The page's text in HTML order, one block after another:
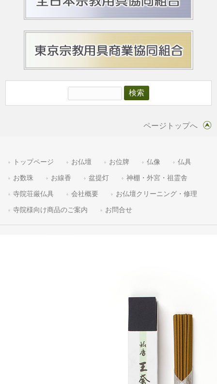
ページトップへ
トップページ お仏壇 お位牌 仏像 仏具
お数珠 お線香 盆提灯 神棚・外宮・祖霊舎
寺院荘厳仏具 会社概要 お仏壇クリーニング・修理
寺院様向け商品のご案内 お問合せ